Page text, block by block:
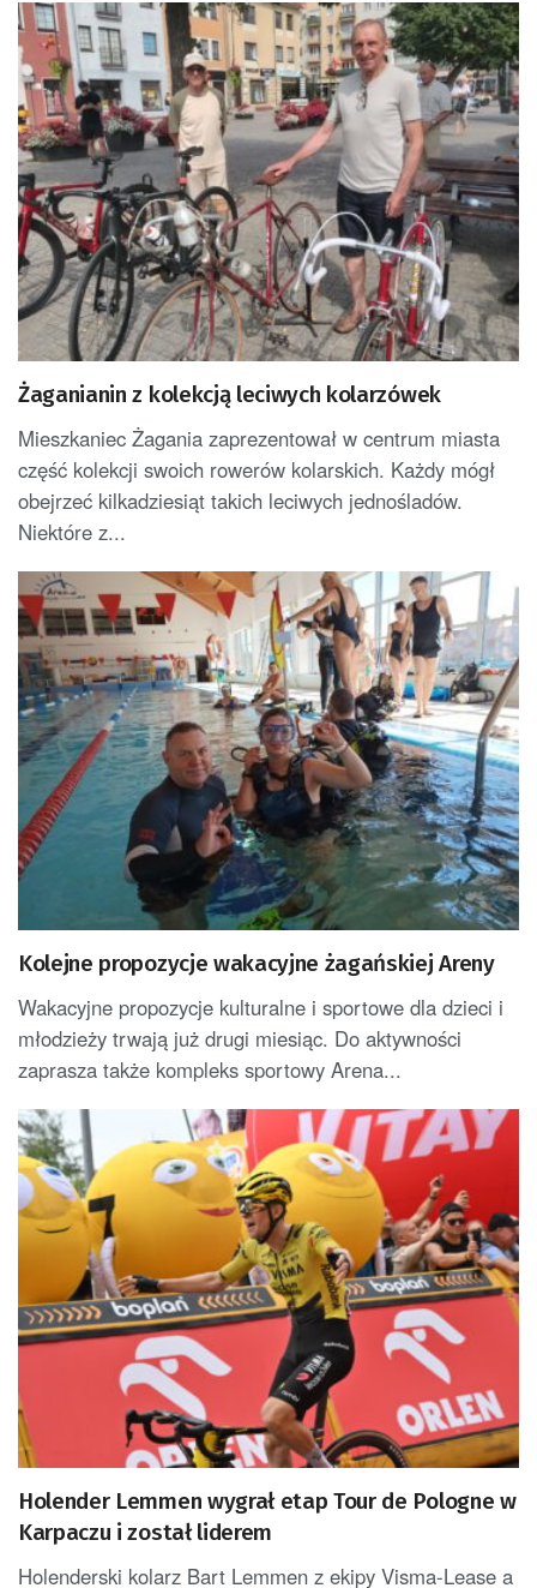
Żaganianin z kolekcją leciwych kolarzówek
Mieszkaniec Żagania zaprezentował w centrum miasta
część kolekcji swoich rowerów kolarskich. Każdy mógł
obejrzeć kilkadziesiąt takich leciwych jednośladów.
Niektóre z...
Kolejne propozycje wakacyjne żagańskiej Areny
Wakacyjne propozycje kulturalne i sportowe dla dzieci i
młodzieży trwają już drugi miesiąc. Do aktywności
zaprasza także kompleks sportowy Arena...
Holender Lemmen wygrał etap Tour de Pologne w
Karpaczu i został liderem
Holenderski kolarz Bart Lemmen z ekipy Visma-Lease a